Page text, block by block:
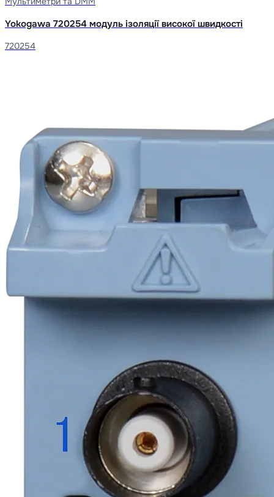
Yokogawa 720254 модуль ізоляції високої швидкості
720254